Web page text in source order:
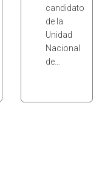
candidato
de la
Unidad
Nacional
de…